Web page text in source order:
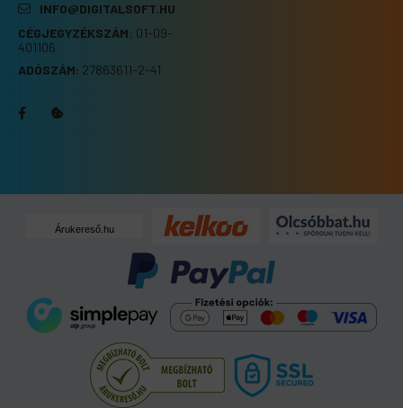
INFO@DIGITALSOFT.HU
CÉGJEGYZÉKSZÁM: 01-09-
401106
ADÓSZÁM: 27863611-2-41
Árukereső.hu